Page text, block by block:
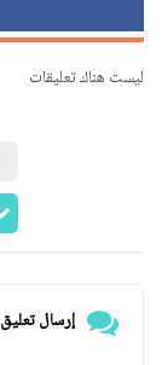
ليست هناك تعليقات
إرسال تعليق